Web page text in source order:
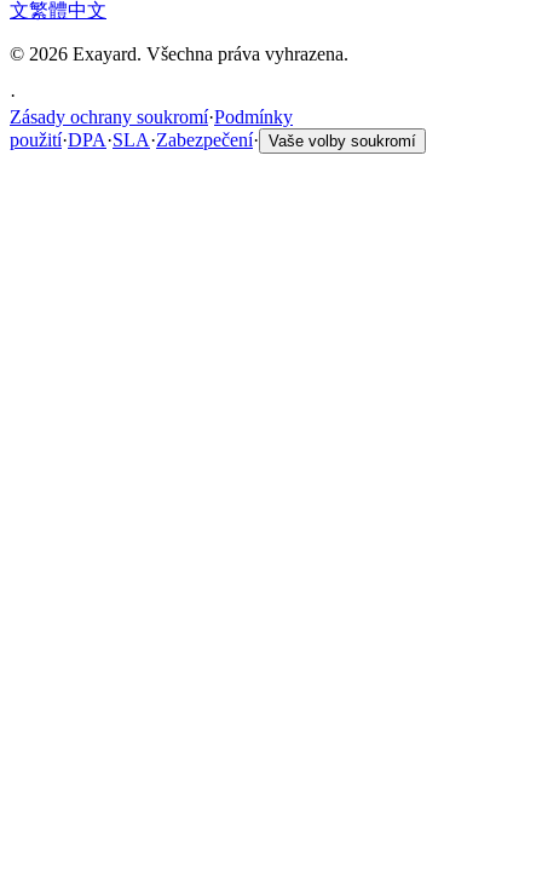
文繁體中文
© 2026 Exayard. Všechna práva vyhrazena.
·
Zásady ochrany soukromí·Podmínky
použití·DPA·SLA·Zabezpečení· Vaše volby soukromí